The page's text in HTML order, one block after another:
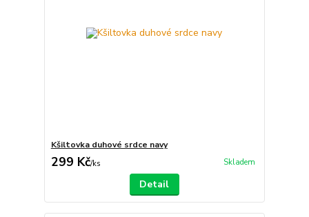
Kšiltovka duhové srdce navy
299 Kč/ks Skladem
Detail